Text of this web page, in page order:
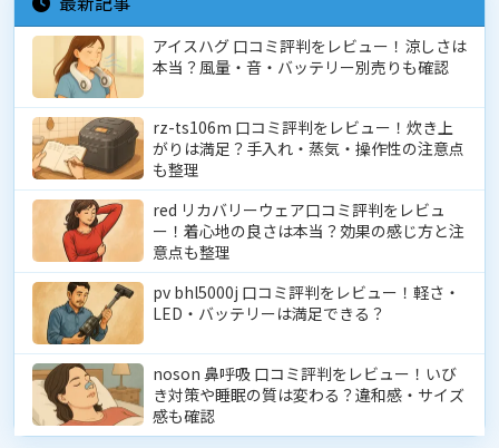
アイスハグ 口コミ評判をレビュー！涼しさは
本当？風量・音・バッテリー別売りも確認
rz-ts106m 口コミ評判をレビュー！炊き上
がりは満足？手入れ・蒸気・操作性の注意点
も整理
red リカバリーウェア口コミ評判をレビュ
ー！着心地の良さは本当？効果の感じ方と注
意点も整理
pv bhl5000j 口コミ評判をレビュー！軽さ・
LED・バッテリーは満足できる？
noson 鼻呼吸 口コミ評判をレビュー！いび
き対策や睡眠の質は変わる？違和感・サイズ
感も確認